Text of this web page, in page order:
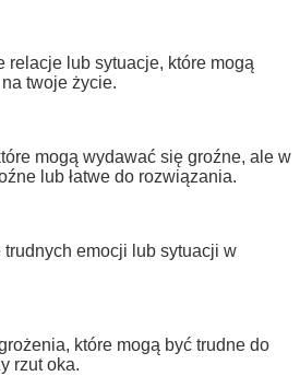
relacje lub sytuacje, które mogą
twoje życie.
mogą wydawać się groźne, ale w
lub łatwe do rozwiązania.
emocji lub sytuacji w
które mogą być trudne do
rzut oka.